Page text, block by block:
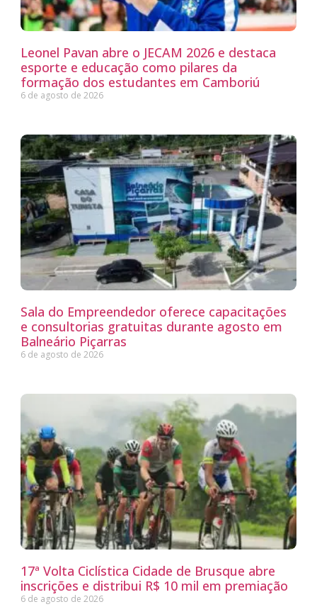
Leonel Pavan abre o JECAM 2026 e destaca
esporte e educação como pilares da
formação dos estudantes em Camboriú
6 de agosto de 2026
Sala do Empreendedor oferece capacitações
e consultorias gratuitas durante agosto em
Balneário Piçarras
6 de agosto de 2026
17ª Volta Ciclística Cidade de Brusque abre
inscrições e distribui R$ 10 mil em premiação
6 de agosto de 2026